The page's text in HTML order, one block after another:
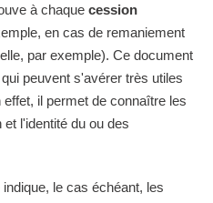
à chaque cession
en cas de remaniement
par exemple). Ce document
peuvent s'avérer très utiles
il permet de connaître les
l'identité du ou des
le cas échéant, les